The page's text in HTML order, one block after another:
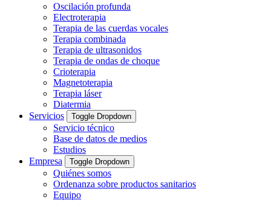
Oscilación profunda
Electroterapia
Terapia de las cuerdas vocales
Terapia combinada
Terapia de ultrasonidos
Terapia de ondas de choque
Crioterapia
Magnetoterapia
Terapia láser
Diatermia
Servicios
Toggle Dropdown
Servicio técnico
Base de datos de medios
Estudios
Empresa
Toggle Dropdown
Quiénes somos
Ordenanza sobre productos sanitarios
Equipo